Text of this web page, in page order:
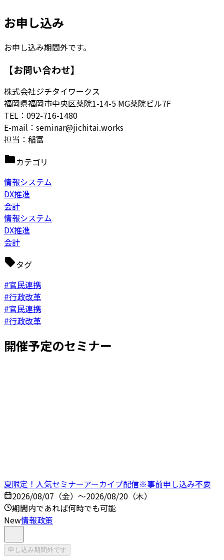
お申し込み
お申し込み期間外です。
【お問い合わせ】
株式会社ジチタイワークス
福岡県福岡市中央区薬院1-14-5 MG薬院ビル7F
TEL：092-716-1480
E-mail：seminar@jichitai.works
担当： 稲富
カテゴリ
情報システム
DX推進
会計
情報システム
DX推進
会計
タグ
#官民連携
#行政改革
#官民連携
#行政改革
開催予定のセミナー
夏限定！人気セミナーアーカイブ配信※事前申し込み不要
2026/08/07（金）～2026/08/20（木）
期間内であれば何時でも可能
New情報政策
申し込み期間外です